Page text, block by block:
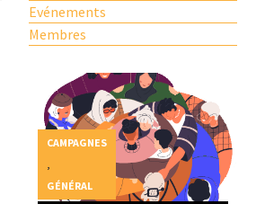
Evénements
Membres
CAMPAGNES
GÉNÉRAL